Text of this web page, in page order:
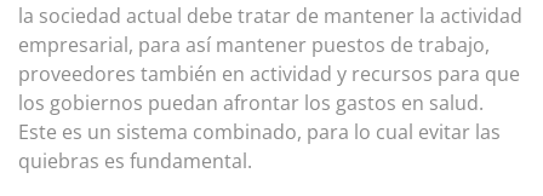
la sociedad actual debe tratar de mantener la actividad
empresarial, para así mantener puestos de trabajo,
proveedores también en actividad y recursos para que
los gobiernos puedan afrontar los gastos en salud.
Este es un sistema combinado, para lo cual evitar las
quiebras es fundamental.